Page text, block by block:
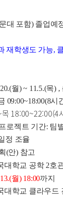
대 포함) 졸업예
재학생도 가능,
월) ~ 11.5.(목) ,
09:00~18:00(8시
18:00~22:00(4
트 기간: 팀별
정 조율
(안) 참고
대학교 공학 2호
월) 18:00까지
대학교 클라우드